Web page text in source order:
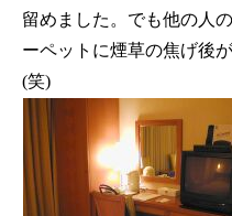
留めました。でも他の人
ーペットに煙草の焦げ後
(笑)